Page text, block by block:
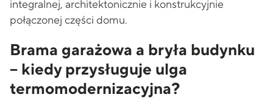
integralnej, architektonicznie i konstrukcyjnie
połączonej części domu.
Brama garażowa a bryła budynku
– kiedy przysługuje ulga
termomodernizacyjna?